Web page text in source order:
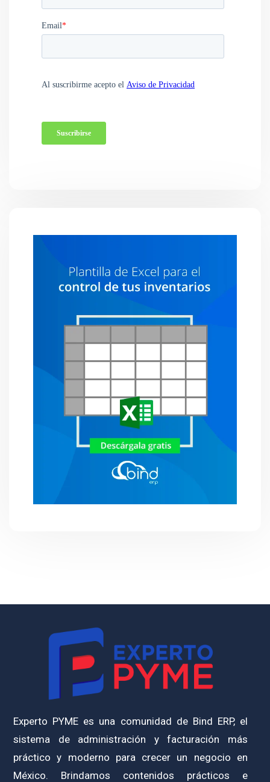
Experto PYME es una comunidad de Bind ERP, el
sistema de administración y facturación más
práctico y moderno para crecer un negocio en
México. Brindamos contenidos prácticos e